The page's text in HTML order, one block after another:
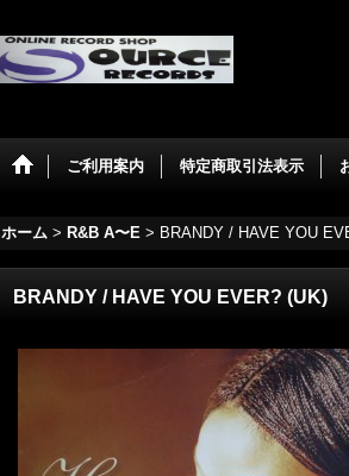
ご利用案内 特定商取引法表示
ホーム > R&B A〜E > BRANDY / HAVE YOU
BRANDY / HAVE YOU EVER? (UK)